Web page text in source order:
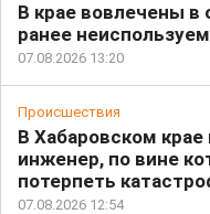
В крае вовлечены в
ранее
07.08.2026 13:20
Происшествия
В Хабаровском
инженер, по вине
потерпеть
07.08.2026 12:54